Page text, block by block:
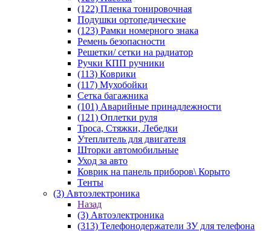
(122) Пленка тонировочная
Подушки ортопедические
(123) Рамки номерного знака
Ремень безопасности
Решетки/ сетки на радиатор
Ручки КПП ручники
(113) Коврики
(117) Мухобойки
Сетка багажника
(101) Аварийные принадлежности
(121) Оплетки руля
Троса, Стяжки, Лебедки
Утеплитель для двигателя
Шторки автомобильные
Уход за авто
Коврик на панель приборов\ Корыто
Тенты
(3) Автоэлектроника
Назад
(3) Автоэлектроника
(313) Телефонодержатели ЗУ для телефона